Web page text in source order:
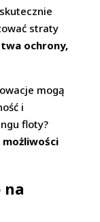
straty
ochrony,
mogą
i
floty?
możliwości
na